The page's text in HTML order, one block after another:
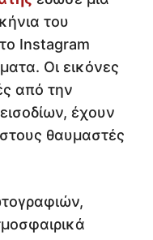
του
Instagram
Οι εικόνες
από την
έχουν
θαυμαστές